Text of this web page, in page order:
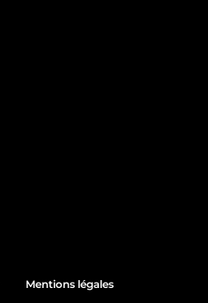
Mentions légales